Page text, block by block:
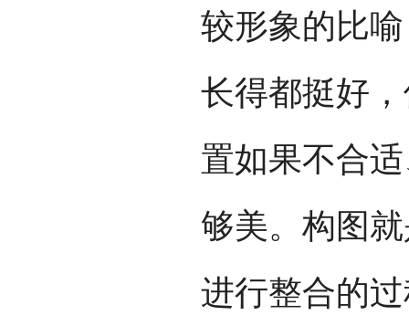
较形象的比
长得都挺好
置如果不合
够美。构图
进行整合的